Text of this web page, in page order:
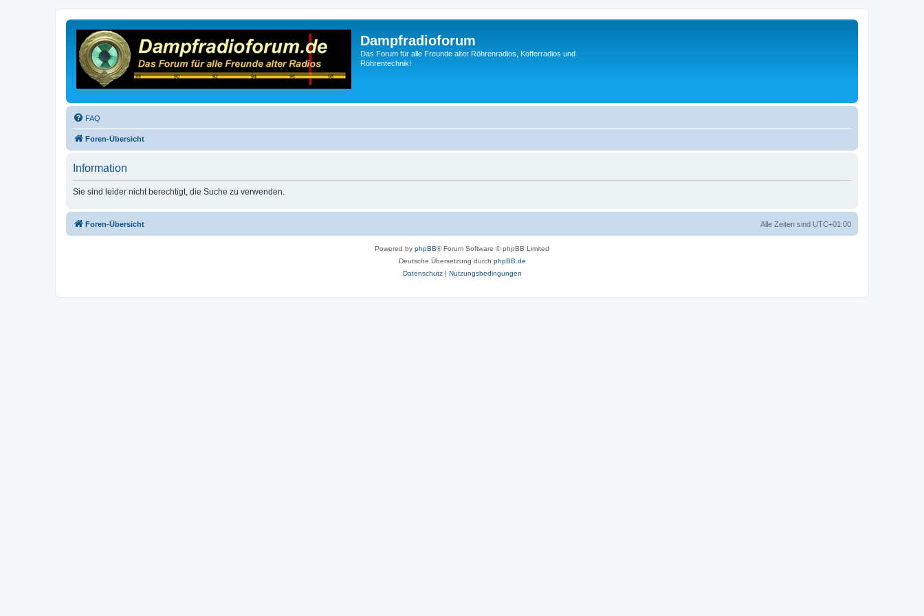
Dampfradioforum
Das Forum für alle Freunde alter Röhrenradios, Kofferradios und
Röhrentechnik!
FAQ
Foren-Übersicht
Information
Sie sind leider nicht berechtigt, die Suche zu verwenden.
Foren-Übersicht Alle Zeiten sind UTC+01:00
Powered by phpBB® Forum Software © phpBB Limited
Deutsche Übersetzung durch phpBB.de
Datenschutz| Nutzungsbedingungen